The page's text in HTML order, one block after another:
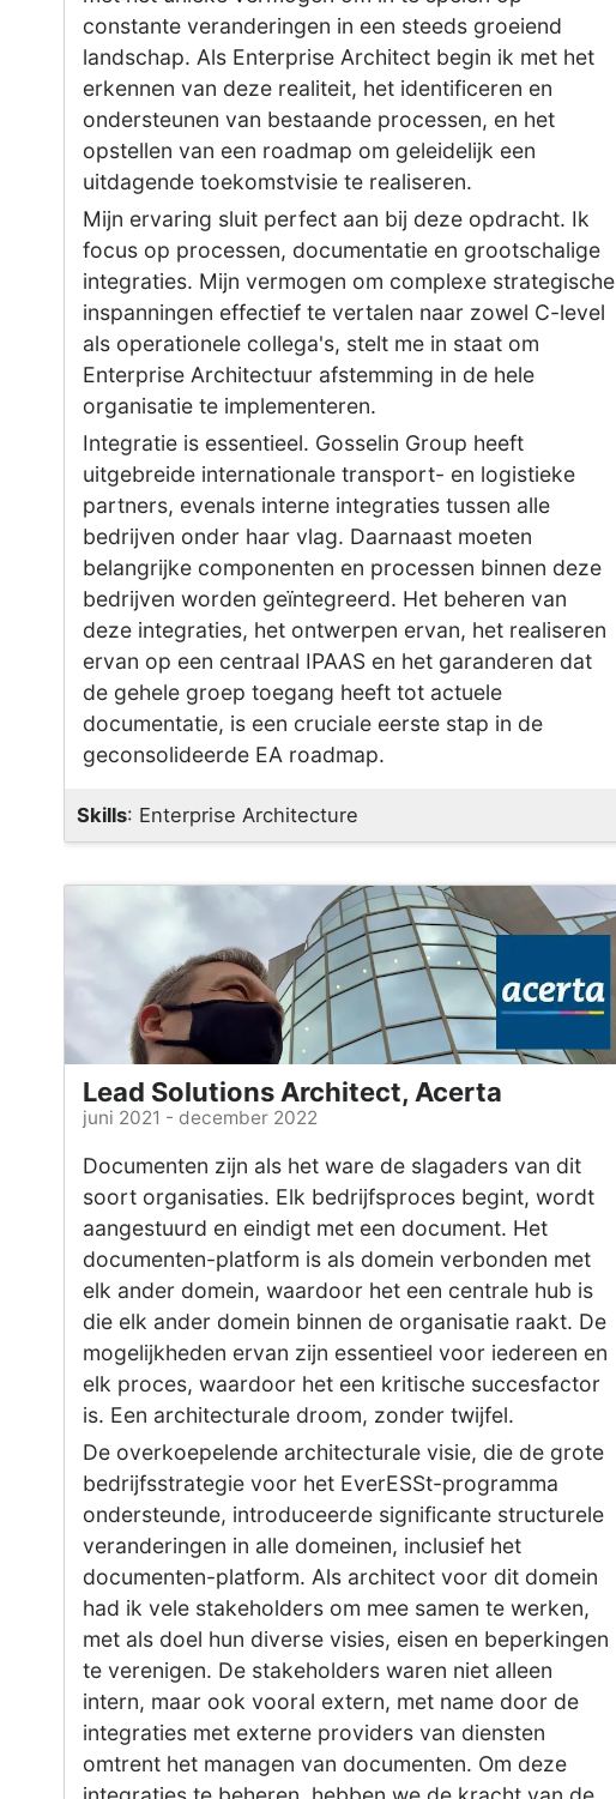
constante veranderingen in een steeds groeiend
landschap. Als Enterprise Architect begin ik met het
erkennen van deze realiteit, het identificeren en
ondersteunen van bestaande processen, en het
opstellen van een roadmap om geleidelijk een
uitdagende toekomstvisie te realiseren.
Mijn ervaring sluit perfect aan bij deze opdracht. Ik
focus op processen, documentatie en grootschalige
integraties. Mijn vermogen om complexe strategische
inspanningen effectief te vertalen naar zowel C-level
als operationele collega's, stelt me in staat om
Enterprise Architectuur afstemming in de hele
organisatie te implementeren.
Integratie is essentieel. Gosselin Group heeft
uitgebreide internationale transport- en logistieke
partners, evenals interne integraties tussen alle
bedrijven onder haar vlag. Daarnaast moeten
belangrijke componenten en processen binnen deze
bedrijven worden geïntegreerd. Het beheren van
deze integraties, het ontwerpen ervan, het realiseren
ervan op een centraal IPAAS en het garanderen dat
de gehele groep toegang heeft tot actuele
documentatie, is een cruciale eerste stap in de
geconsolideerde EA roadmap.
Skills: Enterprise Architecture
Lead Solutions Architect, Acerta
juni 2021 - december 2022
Documenten zijn als het ware de slagaders van dit
soort organisaties. Elk bedrijfsproces begint, wordt
aangestuurd en eindigt met een document. Het
documenten-platform is als domein verbonden met
elk ander domein, waardoor het een centrale hub is
die elk ander domein binnen de organisatie raakt. De
mogelijkheden ervan zijn essentieel voor iedereen en
elk proces, waardoor het een kritische succesfactor
is. Een architecturale droom, zonder twijfel.
De overkoepelende architecturale visie, die de grote
bedrijfsstrategie voor het EverESSt-programma
ondersteunde, introduceerde significante structurele
veranderingen in alle domeinen, inclusief het
documenten-platform. Als architect voor dit domein
had ik vele stakeholders om mee samen te werken,
met als doel hun diverse visies, eisen en beperkingen
te verenigen. De stakeholders waren niet alleen
intern, maar ook vooral extern, met name door de
integraties met externe providers van diensten
omtrent het managen van documenten. Om deze